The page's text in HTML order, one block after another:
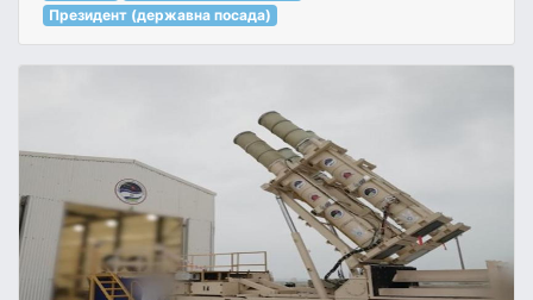
Президент (державна посада)